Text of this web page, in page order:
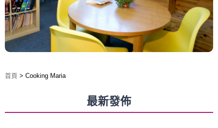
首頁 > Cooking Maria
最新發佈